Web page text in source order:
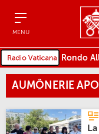
MENU
Rondo
AUMÔNERIE